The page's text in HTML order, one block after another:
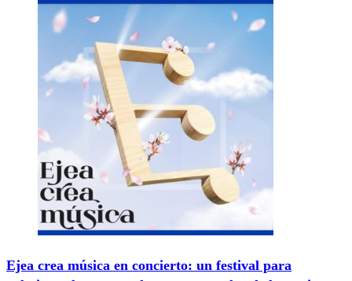
Ejea crea música en concierto: un festival para